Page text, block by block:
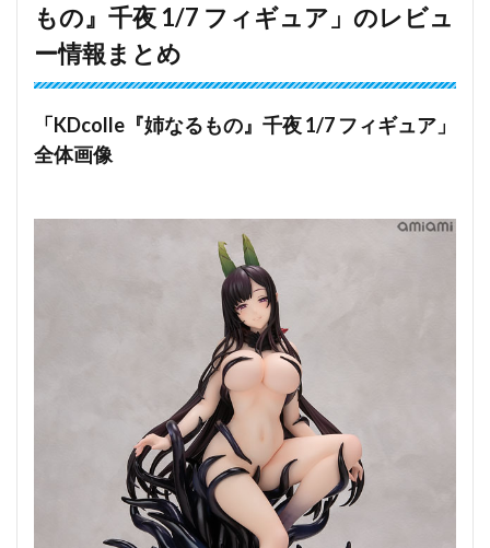
もの』千夜 1/7 フィギュア」のレビュ
ー情報まとめ
「KDcolle『姉なるもの』千夜 1/7 フィギュア」
全体画像